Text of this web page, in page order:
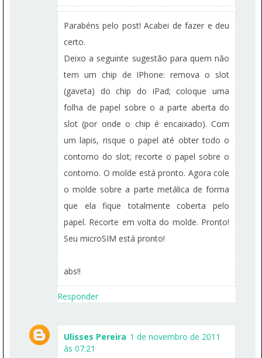
Parabéns pelo post! Acabei de fazer e deu
certo.
Deixo a seguinte sugestão para quem não
tem um chip de IPhone: remova o slot
(gaveta) do chip do iPad; coloque uma
folha de papel sobre o a parte aberta do
slot (por onde o chip é encaixado). Com
um lapis, risque o papel até obter todo o
contorno do slot; recorte o papel sobre o
contorno. O molde está pronto. Agora cole
o molde sobre a parte metálica de forma
que ela fique totalmente coberta pelo
papel. Recorte em volta do molde. Pronto!
Seu microSIM está pronto!
abs!!
Responder
Ulisses Pereira 1 de novembro de 2011
às 07:21